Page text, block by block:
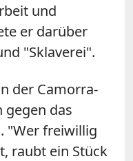
und
er darüber
"Sklaverei".
der Camorra-
gegen das
"Wer freiwillig
raubt ein Stück